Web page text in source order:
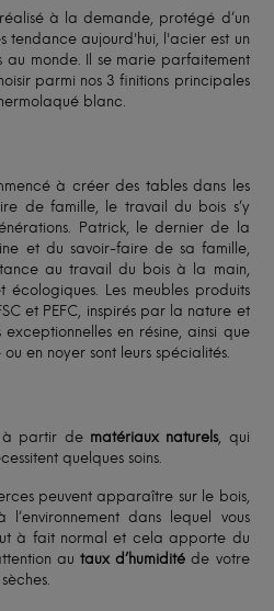
à la demande, protégé d’un
tendance aujourd'hui, l'acier est un
au monde. Il se marie parfaitement
parmi nos 3 finitions principales
blanc.
à créer des tables dans les
de famille, le travail du bois s’y
Patrick, le dernier de la
et du savoir-faire de sa famille,
au travail du bois à la main,
écologiques. Les meubles produits
et PEFC, inspirés par la nature et
en résine, ainsi que
en noyer sont leurs spécialités.
à partir de matériaux naturels, qui
quelques soins.
peuvent apparaître sur le bois,
dans lequel vous
à fait normal et cela apporte du
au taux d’humidité de votre